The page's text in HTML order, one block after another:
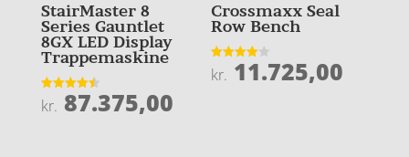
StairMaster 8
Series Gauntlet
8GX LED Display
Trappemaskine
Vurderet
4.5
kr. 87.375,00
Crossmaxx Seal
Row Bench
Vurderet
4
kr. 11.725,00